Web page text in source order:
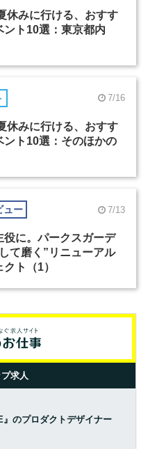
休みに行ける、おすす
ント10選：東京都内
7/16
休みに行ける、おすす
ント10選：そのほかの
ュー 7/13
役に。パークスガーデ
て磨く”リニューアル
ト（1）
求人
のプロダクトデザイナー